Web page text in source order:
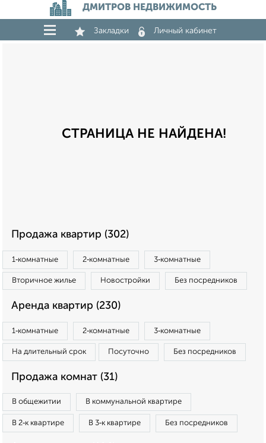
ДМИТРОВ НЕДВИЖИМОСТЬ
Закладки Личный кабинет
СТРАНИЦА НЕ НАЙДЕНА!
Продажа квартир (302)
1‑комнатные 2‑комнатные 3‑комнатные
Вторичное жилье Новостройки Без посредников
Аренда квартир (230)
1‑комнатные 2‑комнатные 3‑комнатные
На длительный срок Посуточно Без посредников
Продажа комнат (31)
В общежитии В коммунальной квартире
В 2‑к квартире В 3‑к квартире Без посредников